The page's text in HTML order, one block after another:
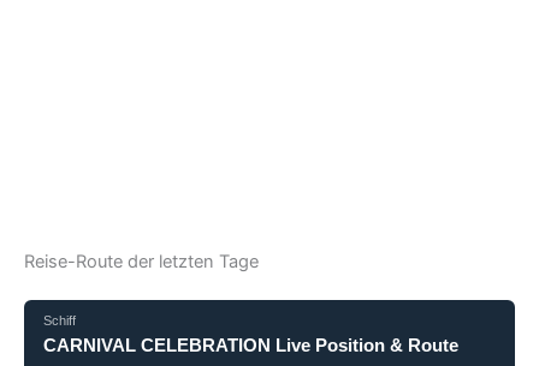
Reise-Route der letzten Tage
Schiff
CARNIVAL CELEBRATION Live Position & Route